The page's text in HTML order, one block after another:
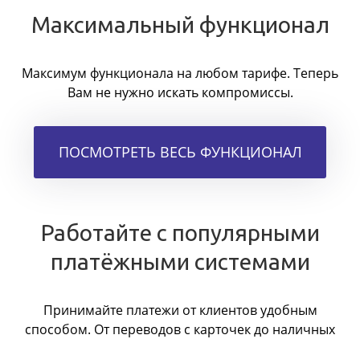
Максимальный функционал
Максимум функционала на любом тарифе. Теперь
Вам не нужно искать компромиссы.
ПОСМОТРЕТЬ ВЕСЬ ФУНКЦИОНАЛ
Работайте с популярными
платёжными системами
Принимайте платежи от клиентов удобным
способом. От переводов с карточек до наличных